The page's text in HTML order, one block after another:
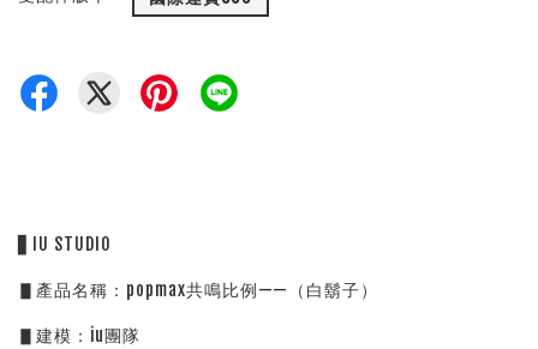
▋IU STUDIO
▋產品名稱：popmax共鳴比例——（白鬍子）
▋建模：iu團隊